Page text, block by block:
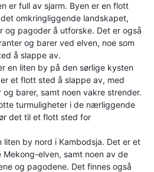
er full av sjarm. Byen er en flott
omkringliggende landskapet,
og pagoder å utforske. Det er også
og barer ved elven, noe som
å slappe av.
en liten by på den sørlige kysten
et flott sted å slappe av, med
og barer, samt noen vakre strender.
turmuligheter i de nærliggende
det til et flott sted for
liten by nord i Kambodsja. Det er et
elven, samt noen av de
og pagodene. Det finnes også